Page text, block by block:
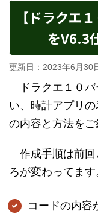
【ドラクエ
をV6.3
更新日： 2023年6月30
ドラクエ１０バ
い、時計アプリ
の内容と方法をご
作成手順は前回
ろが変わってます
コードの内容